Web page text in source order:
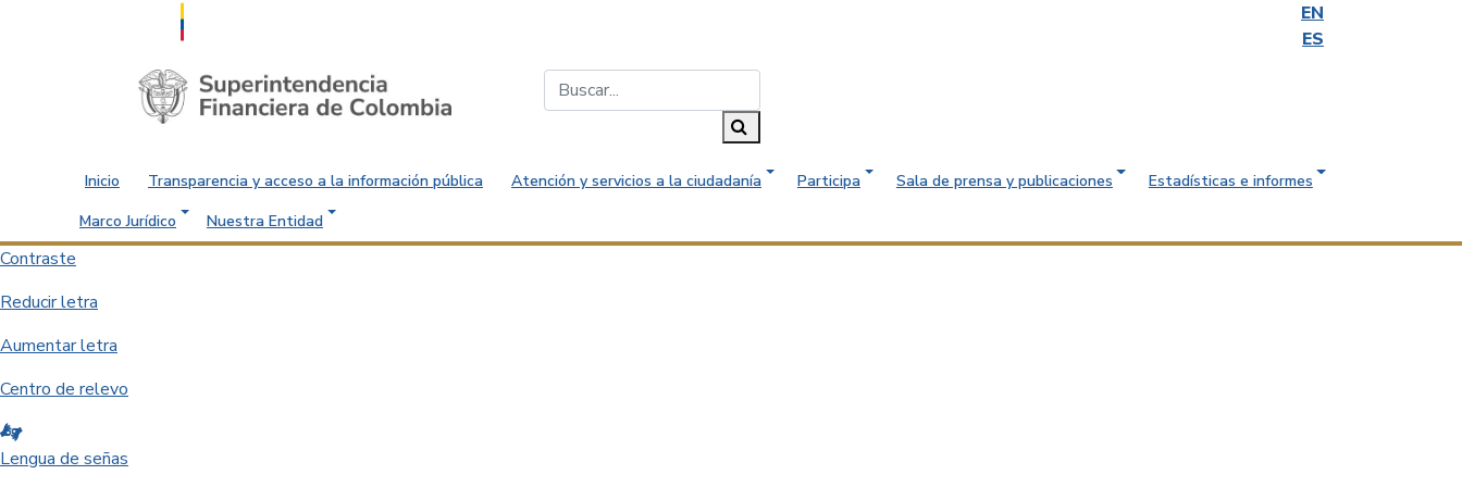
EN
ES
Saltar al contenido principal
Inicio Transparencia y acceso a la información pública Atención y servicios a la ciudadanía Participa Sala de prensa y publicaciones
Estadísticas e informes
Marco Jurídico
Nuestra Entidad
Contraste
Reducir letra
Aumentar letra
Centro de relevo
Lengua de señas